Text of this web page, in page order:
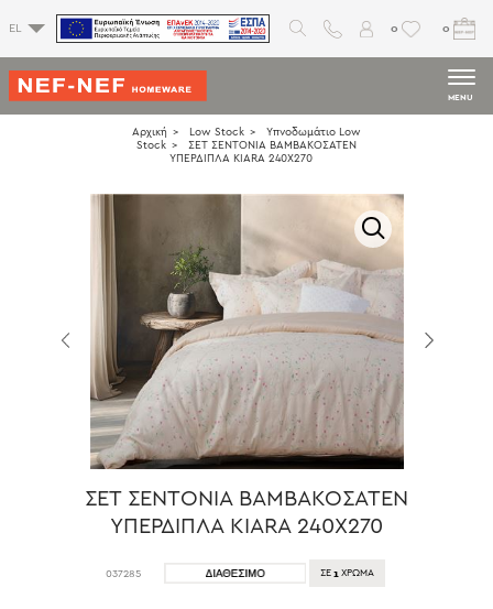
EL 0 0
MENU
Αρχική Low Stock
Υπνοδωμάτιο Low
Stock
ΣΕΤ ΣΕΝΤΟΝΙΑ ΒΑΜΒΑΚΟΣΑΤΕΝ
ΥΠΕΡΔΙΠΛΑ KIARA 240X270
ΣΕΤ ΣΕΝΤΟΝΙΑ ΒΑΜΒΑΚΟΣΑΤΕΝ
ΥΠΕΡΔΙΠΛΑ KIARA 240X270
037285 ΣΕ 1 ΧΡΩΜΑ